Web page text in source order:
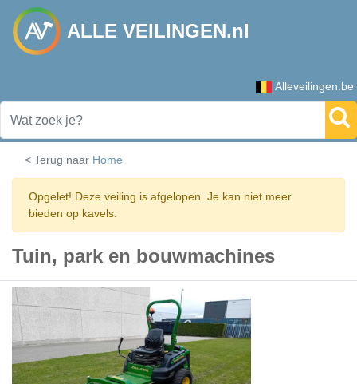
ALLE VEILINGEN.nl
Alleveilingen.be
< Terug naar Home
Opgelet! Deze veiling is afgelopen. Je kan niet meer
bieden op kavels.
Tuin, park en bouwmachines